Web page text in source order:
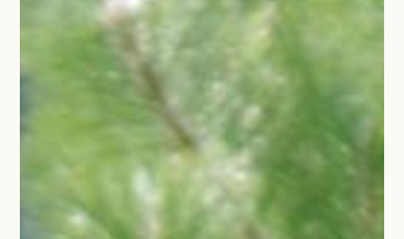
就農ステップ
経営支援・相談窓口
丹波野菜をお求めの方へ